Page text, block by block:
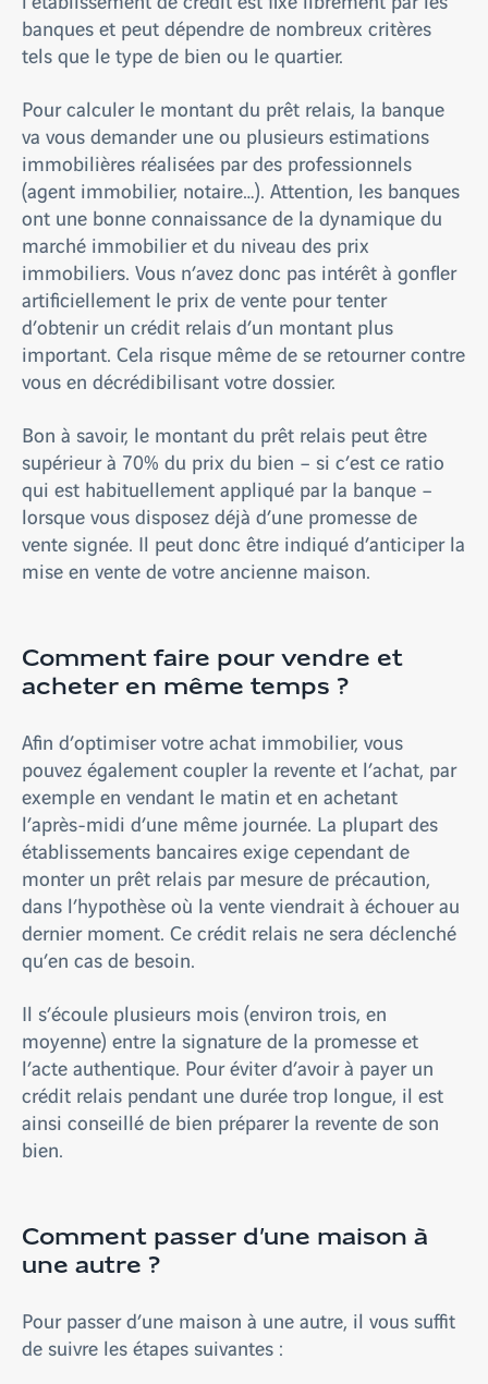
banques et peut dépendre de nombreux critères
tels que le type de bien ou le quartier.
Pour calculer le montant du prêt relais, la banque
va vous demander une ou plusieurs estimations
immobilières réalisées par des professionnels
(agent immobilier, notaire…). Attention, les banques
ont une bonne connaissance de la dynamique du
marché immobilier et du niveau des prix
immobiliers. Vous n’avez donc pas intérêt à gonfler
artificiellement le prix de vente pour tenter
d’obtenir un crédit relais d’un montant plus
important. Cela risque même de se retourner contre
vous en décrédibilisant votre dossier.
Bon à savoir, le montant du prêt relais peut être
supérieur à 70% du prix du bien – si c’est ce ratio
qui est habituellement appliqué par la banque –
lorsque vous disposez déjà d’une promesse de
vente signée. Il peut donc être indiqué d’anticiper la
mise en vente de votre ancienne maison.
Comment faire pour vendre et
acheter en même temps ?
Afin d’optimiser votre achat immobilier, vous
pouvez également coupler la revente et l’achat, par
exemple en vendant le matin et en achetant
l’après-midi d’une même journée. La plupart des
établissements bancaires exige cependant de
monter un prêt relais par mesure de précaution,
dans l’hypothèse où la vente viendrait à échouer au
dernier moment. Ce crédit relais ne sera déclenché
qu’en cas de besoin.
Il s’écoule plusieurs mois (environ trois, en
moyenne) entre la signature de la promesse et
l’acte authentique. Pour éviter d’avoir à payer un
crédit relais pendant une durée trop longue, il est
ainsi conseillé de bien préparer la revente de son
bien.
Comment passer d’une maison à
une autre ?
Pour passer d’une maison à une autre, il vous suffit
de suivre les étapes suivantes :